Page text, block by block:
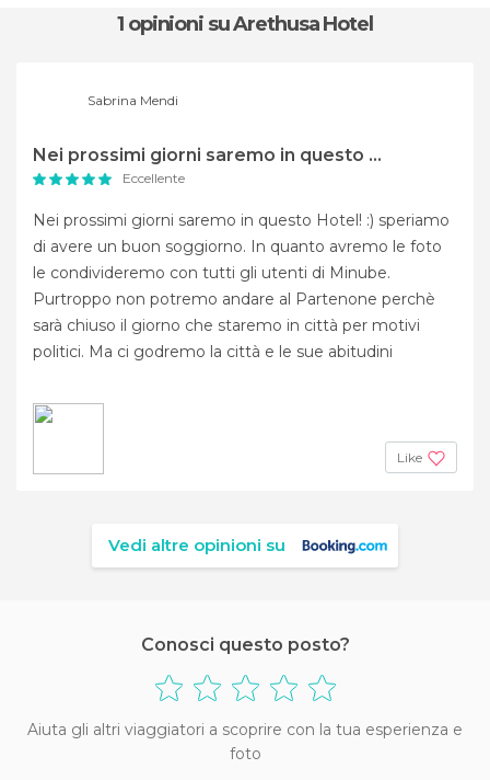
1 opinioni su Arethusa Hotel
Sabrina Mendi
Nei prossimi giorni saremo in questo ...
Eccellente
Nei prossimi giorni saremo in questo Hotel! :) speriamo
di avere un buon soggiorno. In quanto avremo le foto
le condivideremo con tutti gli utenti di Minube.
Purtroppo non potremo andare al Partenone perchè
sarà chiuso il giorno che staremo in città per motivi
politici. Ma ci godremo la città e le sue abitudini
Like
Vedi altre opinioni su
Conosci questo posto?
Aiuta gli altri viaggiatori a scoprire con la tua esperienza e
foto